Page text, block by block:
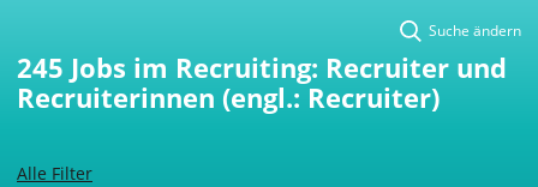
Alle Filter
Suche ändern
245 Jobs im Recruiting: Recruiter und
Recruiterinnen (engl.: Recruiter)